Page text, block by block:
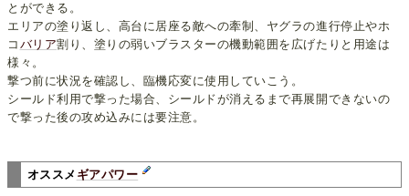
とができる。
エリアの塗り返し、高台に居座る敵への牽制、ヤグラの進行停止やホ
コ バリア割り、塗りの弱いブラスターの機動範囲を広げたりと用途は
様々。
撃つ前に状況を確認し、臨機応変に使用していこう。
シールド利用で撃った場合、シールドが消えるまで再展開できないの
で撃った後の攻め込みには要注意。
オススメ ギアパワー